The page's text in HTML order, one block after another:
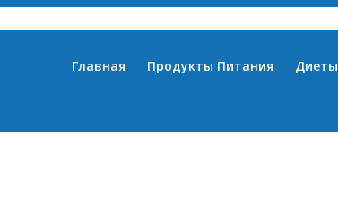
Главная Продукты Питания Диеты